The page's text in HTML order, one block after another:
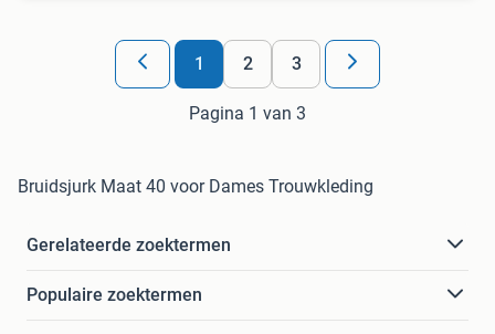
1 2 3
Pagina 1 van 3
Bruidsjurk Maat 40 voor Dames Trouwkleding
Gerelateerde zoektermen
Populaire zoektermen